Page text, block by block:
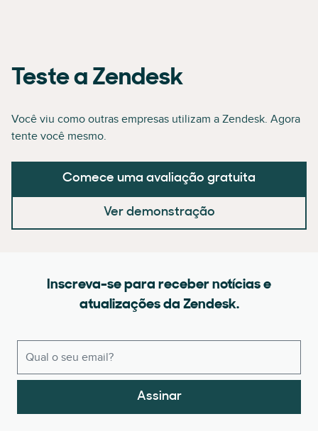
Teste a Zendesk
Você viu como outras empresas utilizam a Zendesk. Agora
tente você mesmo.
Comece uma avaliação gratuita
Ver demonstração
Inscreva-se para receber notícias e
atualizações da Zendesk.
Assinar